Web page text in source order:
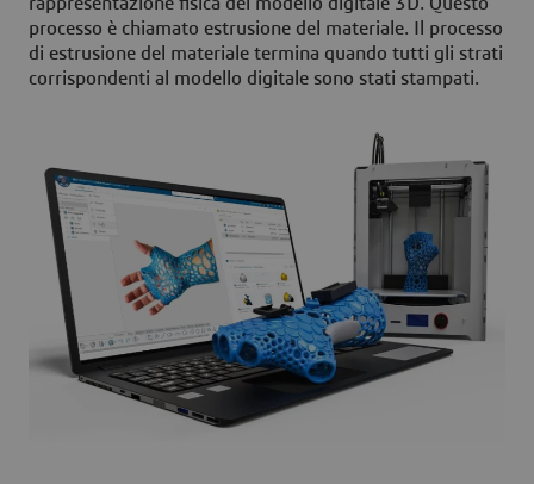
processo è chiamato estrusione del materiale. Il processo
di estrusione del materiale termina quando tutti gli strati
corrispondenti al modello digitale sono stati stampati.